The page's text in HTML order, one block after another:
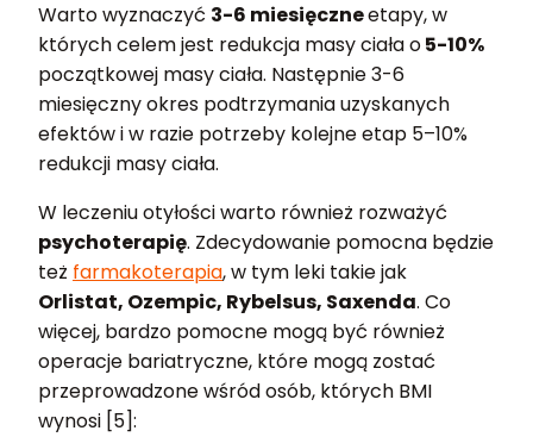
Warto wyznaczyć 3-6 miesięczneetapy, w
których celem jest redukcja masy ciała o5-10%
początkowej masy ciała. Następnie 3-6
miesięczny okres podtrzymania uzyskanych
efektów i w razie potrzeby kolejne etap 5–10%
redukcji masy ciała.
W leczeniu otyłości warto również rozważyć
psychoterapię. Zdecydowanie pomocna będzie
też farmakoterapia, w tym leki takie jak
Orlistat, Ozempic, Rybelsus, Saxenda. Co
więcej, bardzo pomocne mogą być również
operacje bariatryczne, które mogą zostać
przeprowadzone wśród osób, których BMI
wynosi [5]: